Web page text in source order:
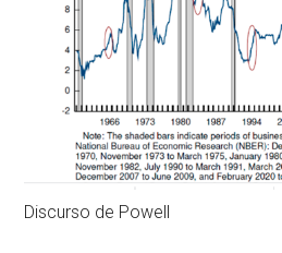
Discurso de Powell